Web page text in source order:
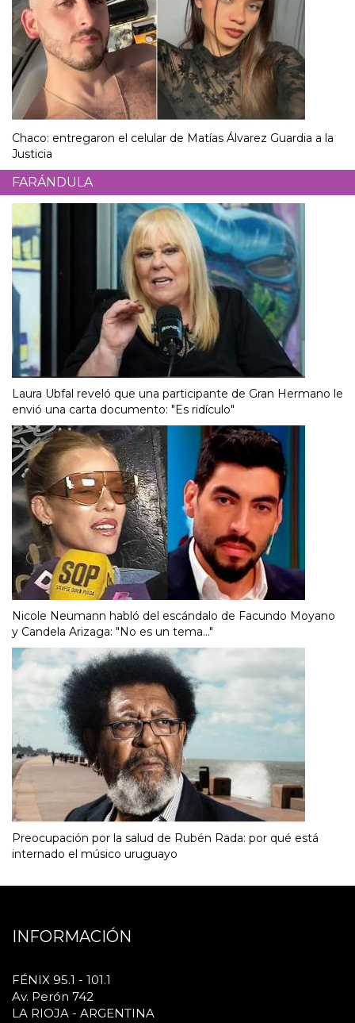
Chaco: entregaron el celular de Matías Álvarez Guardia a la
Justicia
FARÁNDULA
Laura Ubfal reveló que una participante de Gran Hermano le
envió una carta documento: "Es ridículo"
Nicole Neumann habló del escándalo de Facundo Moyano
y Candela Arizaga: "No es un tema..."
Preocupación por la salud de Rubén Rada: por qué está
internado el músico uruguayo
INFORMACIÓN
FÉNIX 95.1 - 101.1
Av. Perón 742
LA RIOJA - ARGENTINA